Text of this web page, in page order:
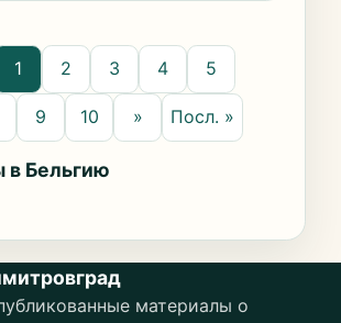
1 2 3 4 5
9 10 » Посл. »
в Бельгию
материалы о